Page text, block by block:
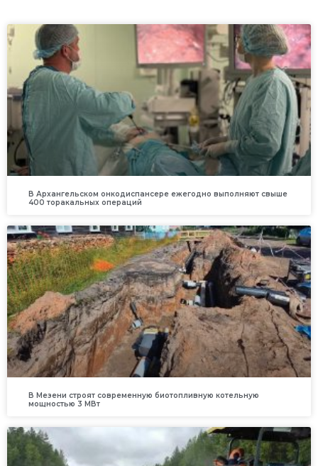
В Архангельском онкодиспансере ежегодно выполняют свыше
400 торакальных операций
В Мезени строят современную биотопливную котельную
мощностью 3 МВт